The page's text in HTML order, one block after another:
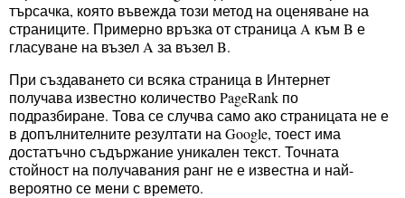
търсачка, която въвежда този метод на оценяване на
страниците. Примерно връзка от страница A към B е
гласуване на възел A за възел B.
При създаването си всяка страница в Интернет
получава известно количество PageRank по
подразбиране. Това се случва само ако страницата не е
в допълнителните резултати на Google, тоест има
достатъчно съдържание уникален текст. Точната
стойност на получавания ранг не е известна и най-
вероятно се мени с времето.